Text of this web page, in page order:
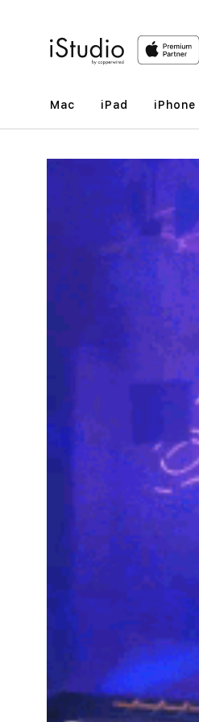
Mac iPad iPhone
Lewati